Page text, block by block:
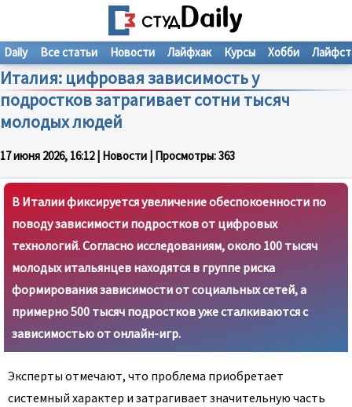
Италия: цифровая зависимость у
подростков затрагивает сотни тысяч
молодых людей
17 июня 2026, 16:12| Новости | Просмотры:363
Daily Все статьи Новости Лайфхак Курсы Хобби
В Италии фиксируется увеличение обеспокоенности по
поводу зависимости подростков от цифровых
технологий. Согласно исследованиям, около 100 тысяч
молодых итальянцев находятся в группе риска
формирования зависимости от социальных сетей, а
примерно 500 тысяч подростков уже сталкиваются с
зависимостью от онлайн-игр.
Эксперты отмечают, что проблема приобретает
системный характер и затрагивает значительную часть